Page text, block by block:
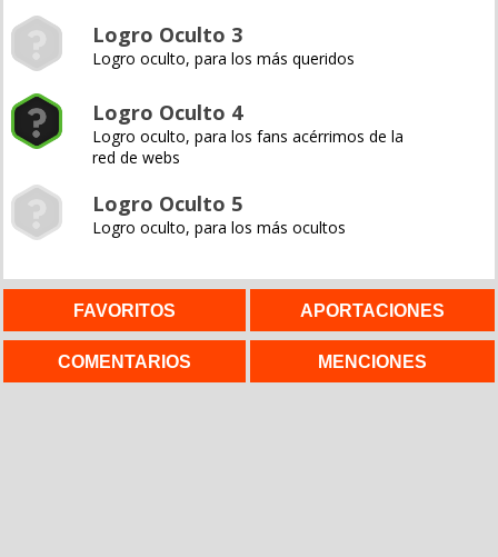
Logro Oculto 3
Logro oculto, para los más queridos
Logro Oculto 4
Logro oculto, para los fans acérrimos de la
red de webs
Logro Oculto 5
Logro oculto, para los más ocultos
FAVORITOS APORTACIONES
COMENTARIOS MENCIONES